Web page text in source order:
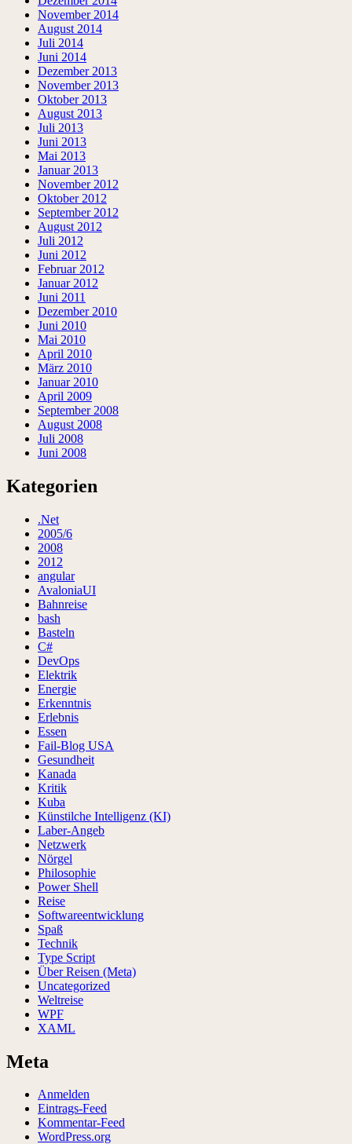
November 2014
August 2014
Juli 2014
Juni 2014
Dezember 2013
November 2013
Oktober 2013
August 2013
Juli 2013
Juni 2013
Mai 2013
Januar 2013
November 2012
Oktober 2012
September 2012
August 2012
Juli 2012
Juni 2012
Februar 2012
Januar 2012
Juni 2011
Dezember 2010
Juni 2010
Mai 2010
April 2010
März 2010
Januar 2010
April 2009
September 2008
August 2008
Juli 2008
Juni 2008
Kategorien
.Net
2005/6
2008
2012
angular
AvaloniaUI
Bahnreise
bash
Basteln
C#
DevOps
Elektrik
Energie
Erkenntnis
Erlebnis
Essen
Fail-Blog USA
Gesundheit
Kanada
Kritik
Kuba
Künstilche Intelligenz (KI)
Laber-Angeb
Netzwerk
Nörgel
Philosophie
Power Shell
Reise
Softwareentwicklung
Spaß
Technik
Type Script
Über Reisen (Meta)
Uncategorized
Weltreise
WPF
XAML
Meta
Anmelden
Eintrags-Feed
Kommentar-Feed
WordPress.org